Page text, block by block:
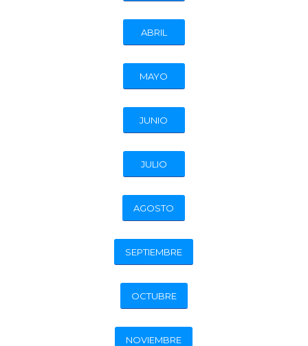
ABRIL
MAYO
JUNIO
JULIO
AGOSTO
SEPTIEMBRE
OCTUBRE
NOVIEMBRE